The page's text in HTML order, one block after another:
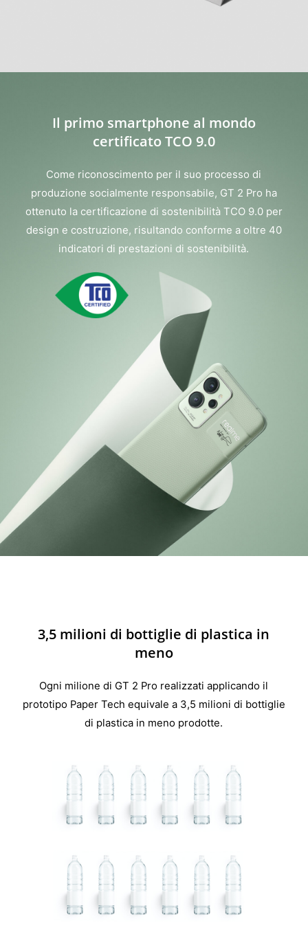
Il primo smartphone al mondo
certificato TCO 9.0
Come riconoscimento per il suo processo di
produzione socialmente responsabile, GT 2 Pro ha
ottenuto la certificazione di sostenibilità TCO 9.0 per
design e costruzione, risultando conforme a oltre 40
indicatori di prestazioni di sostenibilità.
3,5 milioni di bottiglie di plastica in
meno
Ogni milione di GT 2 Pro realizzati applicando il
prototipo Paper Tech equivale a 3,5 milioni di bottiglie
di plastica in meno prodotte.